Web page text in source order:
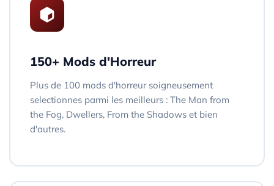
150+ Mods d'Horreur
Plus de 100 mods d'horreur soigneusement
selectionnes parmi les meilleurs : The Man from
the Fog, Dwellers, From the Shadows et bien
d'autres.